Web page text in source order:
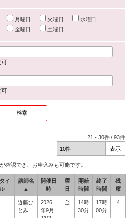
月曜日 火曜日
水曜日
金曜日 土曜日
可
可
21 -30件 /93件
確認でき、お申込みも可能です。
イ
講師名
▲
開催日
時
曜
日
開始
時間
終了
時間
残
席
近藤ひ
とみ
2026
年9月
金
14時
30分
17時
00分
4